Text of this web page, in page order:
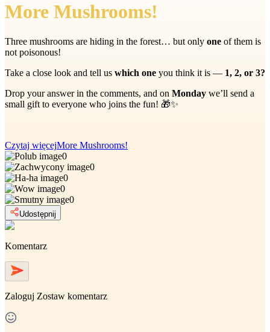
More Mushrooms!
Three mushrooms are hiding in the forest… but only one of them is
not poisonous!
Take a close look and tell us which one you think it is — 1, 2, or 3?
Drop your answer in the comments, and on Monday we’ll send a
small gift to everyone who joins the fun! 🎁✨
Czytaj więcejMore Mushrooms!
0
0
0
0
0
Udostępnij
Komentarz
Zaloguj Zostaw komentarz